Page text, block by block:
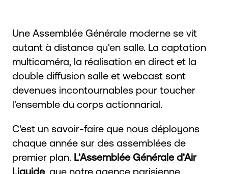
Une Assemblée Générale moderne se vit
autant à distance qu'en salle. La captation
multicaméra, la réalisation en direct et la
double diffusion salle et webcast sont
devenues incontournables pour toucher
l'ensemble du corps actionnarial.
C'est un savoir-faire que nous déployons
chaque année sur des assemblées de
premier plan. L'Assemblée Générale d'Air
Liquide, que notre agence parisienne